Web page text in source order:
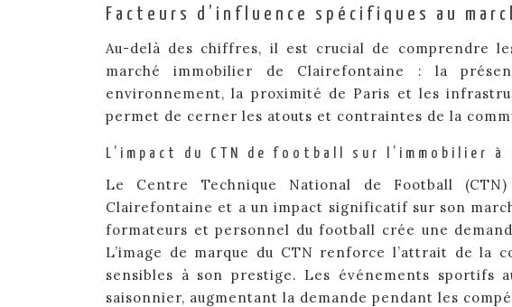
Facteurs d’influence spécifiques au
Au-delà des chiffres, il est crucial de comprendre
marché immobilier de Clairefontaine : la
environnement, la proximité de Paris et les
permet de cerner les atouts et contraintes de la
L’impact du CTN de football sur l’immobilier
Le Centre Technique National de Football
Clairefontaine et a un impact significatif sur son
formateurs et personnel du football crée une
L’image de marque du CTN renforce l’attrait de la
sensibles à son prestige. Les événements sportifs
saisonnier, augmentant la demande pendant les